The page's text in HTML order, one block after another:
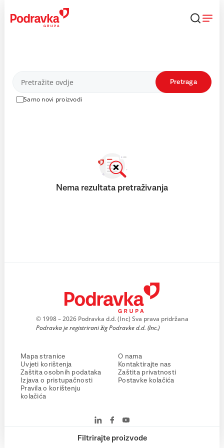
content
Proizvodi
Samo novi proizvodi
Pretraga
Filtrirajte proizvode
Nema rezultata pretraživanja
© 1998 – 2026 Podravka d.d. (Inc) Sva prava pridržana
Podravka je registrirani žig Podravke d.d. (Inc.)
Mapa stranice
Uvjeti korištenja
Zaštita osobnih podataka
Izjava o pristupačnosti
Pravila o korištenju
kolačića
O nama
Kontaktirajte nas
Zaštita privatnosti
Postavke kolačića